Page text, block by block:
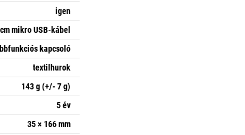
igen
mikro USB-kábel
kapcsoló
textilhurok
143 g (+/- 7 g)
5 év
35 × 166 mm